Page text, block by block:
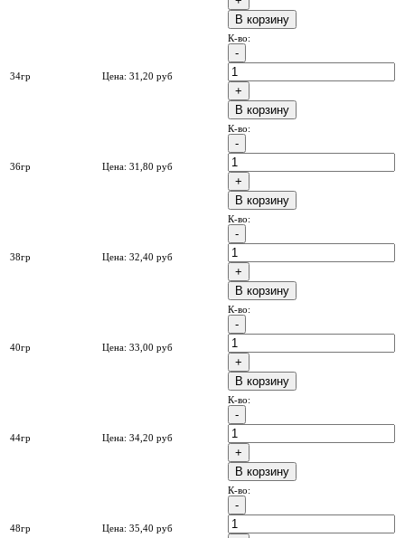
B корзину
34гр Цена: 31,20 руб
К-во:
B корзину
36гр Цена: 31,80 руб
К-во:
B корзину
38гр Цена: 32,40 руб
К-во:
B корзину
40гр Цена: 33,00 руб
К-во:
B корзину
44гр Цена: 34,20 руб
К-во:
B корзину
48гр Цена: 35,40 руб
К-во: